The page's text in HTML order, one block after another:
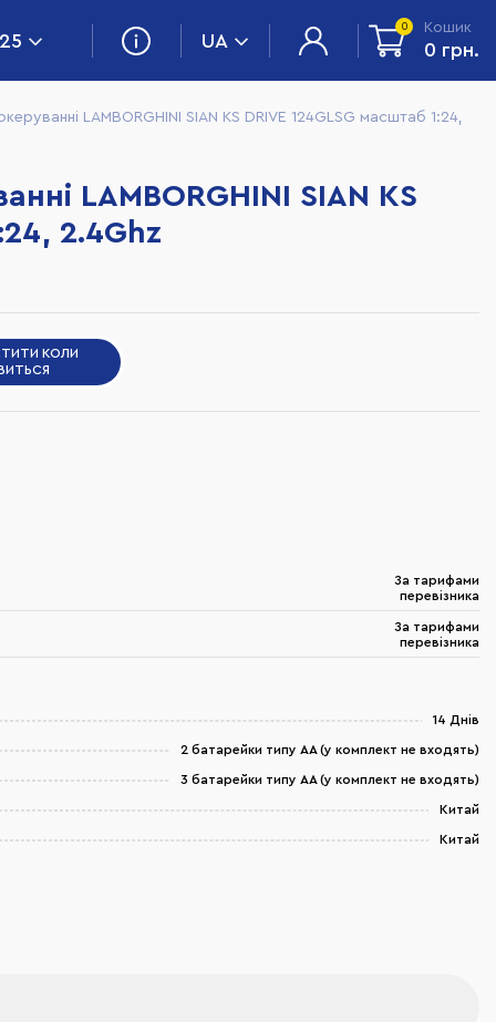
UA
0 Кошик
0 грн.
LAMBORGHINI SIAN KS DRIVE 124GLSG масштаб 1:24,
КОЛИ
LAMBORGHINI SIAN KS
2.4Ghz
За тарифами
перевізника
За тарифами
перевізника
14 Днів
2 батарейки типу АА (у комплект не входять)
3 батарейки типу АА (у комплект не входять)
Китай
Китай